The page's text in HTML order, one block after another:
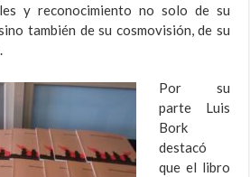
y reconocimiento no solo de su
también de su cosmovisión, de su
Por su
parte Luis
Bork
destacó
que el libro